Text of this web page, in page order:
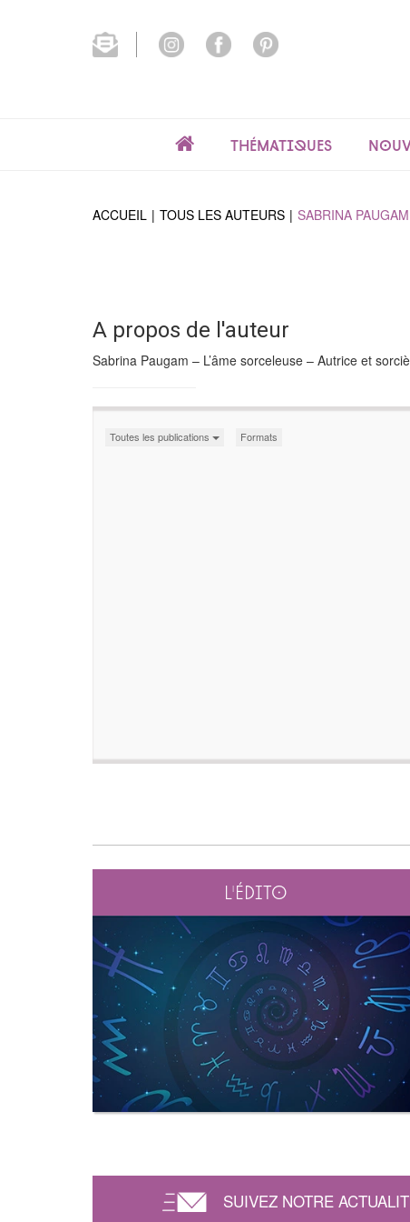
Thématiques
ACCUEIL TOUS LES AUTEURS SABRINA PAUGAM
A propos de l'auteur
Sabrina Paugam – L’âme sorceleuse – Autrice et
Toutes les publications Formats
L'édito
SUIVEZ NOTRE